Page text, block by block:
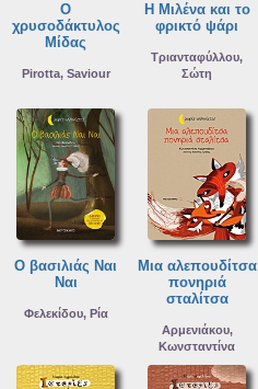
Ο
χρυσοδάκτυλος
Μίδας
Pirotta, Saviour
Η Μιλένα και το
φρικτό ψάρι
Τριανταφύλλου,
Σώτη
Ο βασιλιάς Ναι
Ναι
Φελεκίδου, Ρία
Μια αλεπουδίτσα
πονηριά
σταλίτσα
Αρμενιάκου,
Κωνσταντίνα